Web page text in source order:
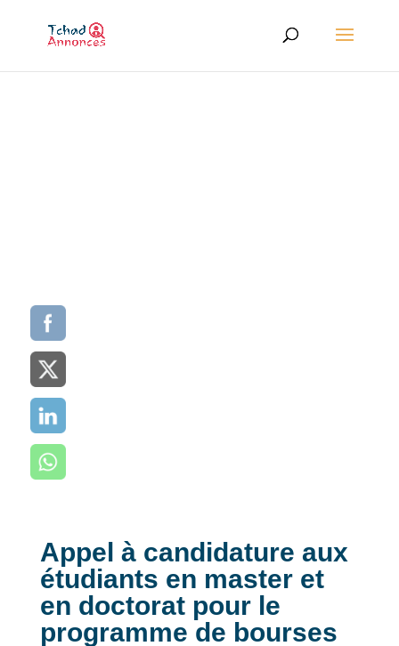
Appel à candidature aux
étudiants en master et
en doctorat pour le
programme de bourses